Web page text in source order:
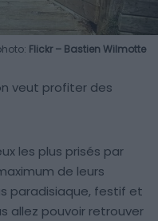
Flickr – Bastien Wilmotte
veut profiter des
les plus prisés par
de leurs
paradisiaque, festif et
allez pouvoir retrouver